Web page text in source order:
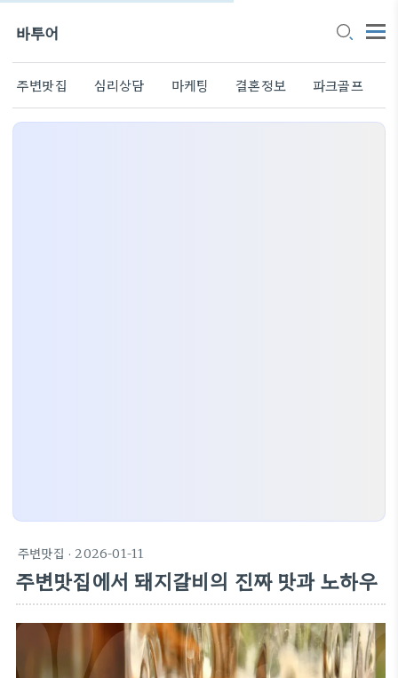
바투어
주변맛집 심리상담 마케팅 결혼정보 파크골프
주변맛집 · 2026-01-11
주변맛집에서 돼지갈비의 진짜 맛과 노하우